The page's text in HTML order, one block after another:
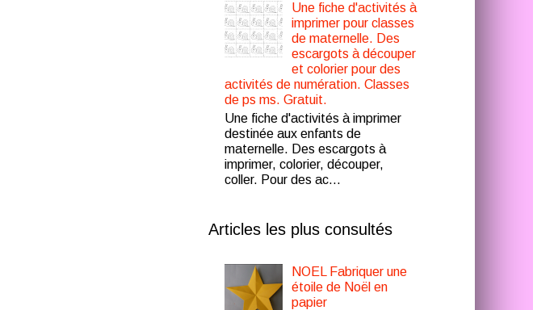
Une fiche d'activités à
imprimer pour classes
de maternelle. Des
escargots à découper
et colorier pour des
activités de numération. Classes
de ps ms. Gratuit.
Une fiche d'activités à imprimer
destinée aux enfants de
maternelle. Des escargots à
imprimer, colorier, découper,
coller. Pour des ac...
Articles les plus consultés
NOEL Fabriquer une
étoile de Noël en
papier